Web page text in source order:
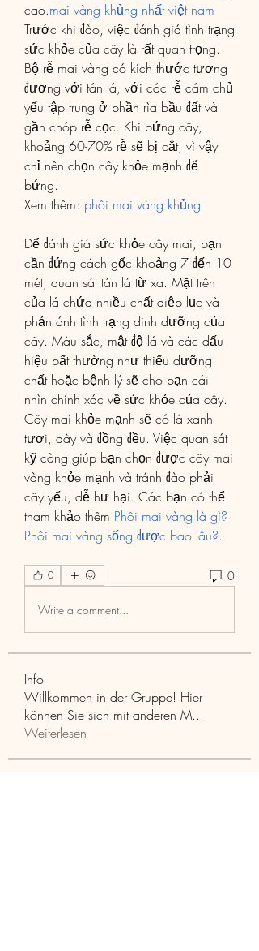
cao.mai vàng khủng nhất việt nam
Trước khi đào, việc đánh giá tình trạng
sức khỏe của cây là rất quan trọng.
Bộ rễ mai vàng có kích thước tương
đương với tán lá, với các rễ cám chủ
yếu tập trung ở phần rìa bầu đất và
gần chóp rễ cọc. Khi bứng cây,
khoảng 60-70% rễ sẽ bị cắt, vì vậy
chỉ nên chọn cây khỏe mạnh để
bứng.
Xem thêm: phôi mai vàng khủng
Để đánh giá sức khỏe cây mai, bạn
cần đứng cách gốc khoảng 7 đến 10
mét, quan sát tán lá từ xa. Mặt trên
của lá chứa nhiều chất diệp lục và
phản ánh tình trạng dinh dưỡng của
cây. Màu sắc, mật độ lá và các dấu
hiệu bất thường như thiếu dưỡng
chất hoặc bệnh lý sẽ cho bạn cái
nhìn chính xác về sức khỏe của cây.
Cây mai khỏe mạnh sẽ có lá xanh
tươi, dày và đồng đều. Việc quan sát
kỹ càng giúp bạn chọn được cây mai
vàng khỏe mạnh và tránh đào phải
cây yếu, dễ hư hại. Các bạn có thể
tham khảo thêm Phôi mai vàng là gì?
Phôi mai vàng sống được bao lâu?.
0 0
Write a comment...
Info
Willkommen in der Gruppe! Hier
können Sie sich mit anderen M...
Weiterlesen